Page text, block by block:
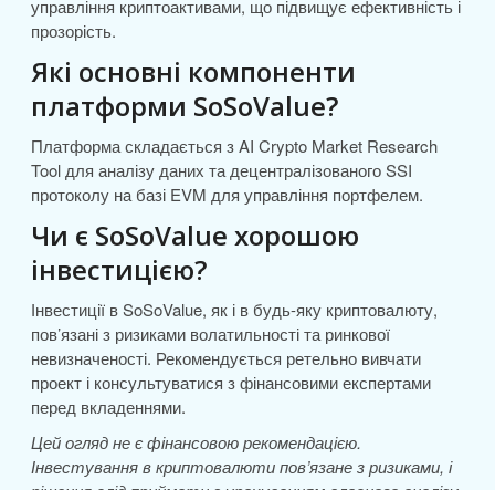
управління криптоактивами, що підвищує ефективність і
прозорість.
Які основні компоненти
платформи SoSoValue?
Платформа складається з AI Crypto Market Research
Tool для аналізу даних та децентралізованого SSI
протоколу на базі EVM для управління портфелем.
Чи є SoSoValue хорошою
інвестицією?
Інвестиції в SoSoValue, як і в будь-яку криптовалюту,
пов’язані з ризиками волатильності та ринкової
невизначеності. Рекомендується ретельно вивчати
проект і консультуватися з фінансовими експертами
перед вкладеннями.
Цей огляд не є фінансовою рекомендацією.
Інвестування в криптовалюти пов’язане з ризиками, і